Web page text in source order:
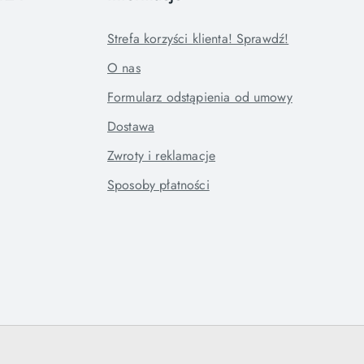
Strefa korzyści klienta! Sprawdź!
O nas
Formularz odstąpienia od umowy
Dostawa
Zwroty i reklamacje
Sposoby płatności